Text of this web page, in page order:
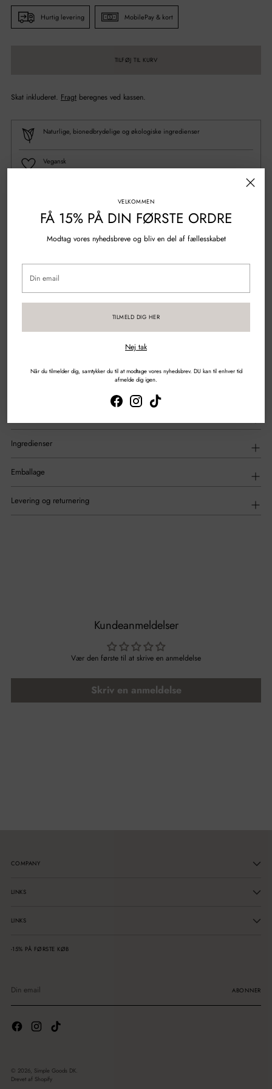
VELKOMMEN
FÅ 15% PÅ DIN FØRSTE ORDRE
Modtag vores nyhedsbreve og bliv en del af fællesskabet
email
TILMELD DIG HER
Nej tak
Når du tilmelder dig, samtykker du til at modtage vores nyhedsbrev. DU kan til enhver tid
afmelde dig igen.
Hurtig levering MobilePay & kort
TILFØJ TIL KURV
Skat inkluderet. Fragt beregnes ved kassen.
Naturlige, bionedbrydelige og økologiske ingredienser
Vegansk
Spørgsmål?Skriv til os
Sikker betaling med kort & mobilepay
Beskrivelse
Ingredienser
Emballage
Levering og returnering
Kundeanmeldelser
Vær den første til at skrive en anmeldelse
Skriv en anmeldelse
COMPANY
LINKS
LINKS
-15% PÅ FØRSTE KØB
email
ABONNER
© 2026, Simple Goods DK.
Drevet af Shopify